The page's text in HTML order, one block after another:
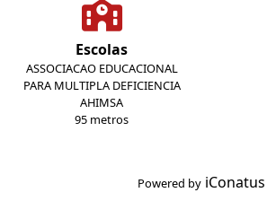
Escolas
ASSOCIACAO EDUCACIONAL
PARA MULTIPLA DEFICIENCIA
AHIMSA
95 metros
Powered by iConatus